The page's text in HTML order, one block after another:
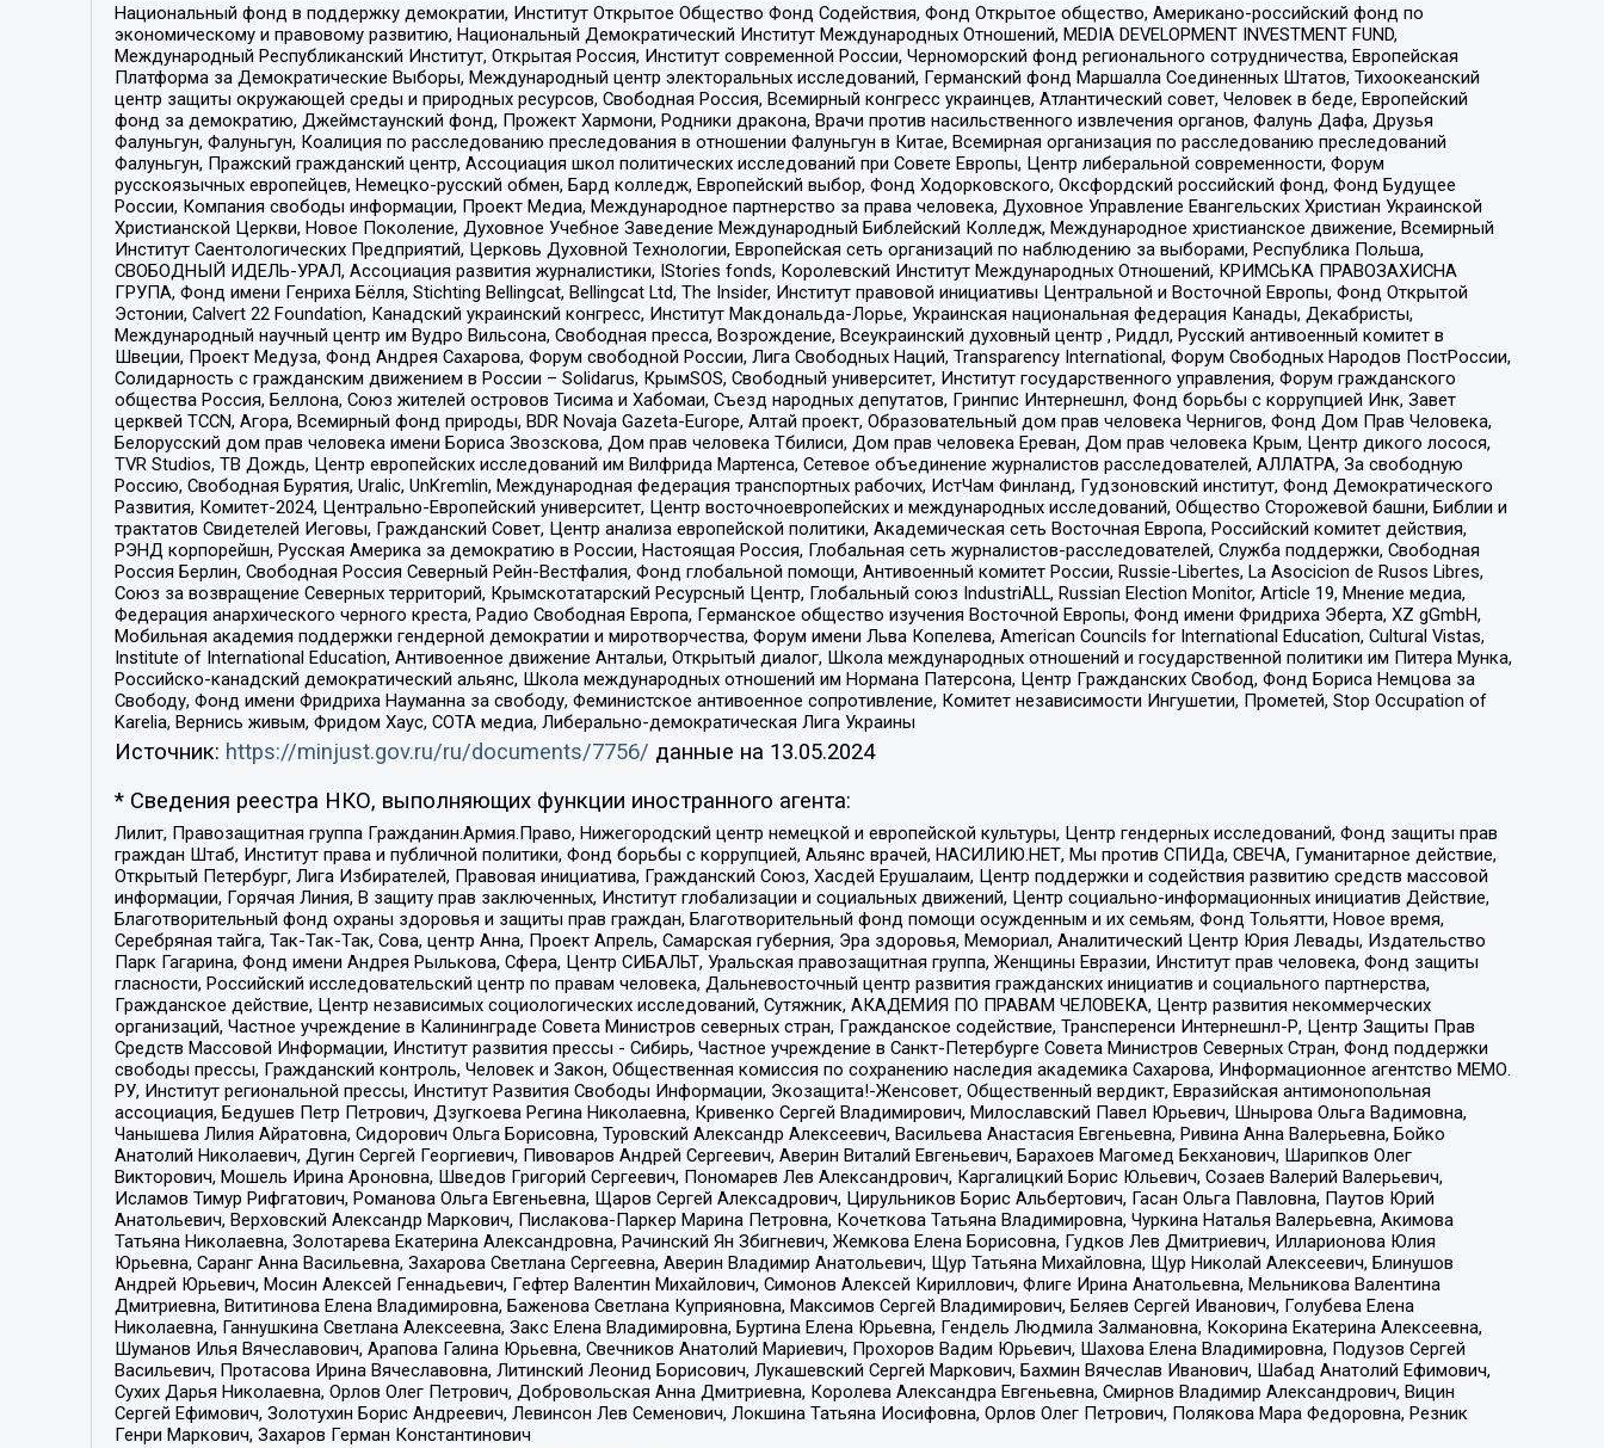
Национальный фонд в поддержку демократии, Институт Открытое Общество Фонд Содействия, Фонд Открытое общество, Американо-российский фонд по
экономическому и правовому развитию, Национальный Демократический Институт Международных Отношений, MEDIA DEVELOPMENT INVESTMENT FUND,
Международный Республиканский Институт, Открытая Россия, Институт современной России, Черноморский фонд регионального сотрудничества, Европейская
Платформа за Демократические Выборы, Международный центр электоральных исследований, Германский фонд Маршалла Соединенных Штатов, Тихоокеанский
центр защиты окружающей среды и природных ресурсов, Свободная Россия, Всемирный конгресс украинцев, Атлантический совет, Человек в беде, Европейский
фонд за демократию, Джеймстаунский фонд, Прожект Хармони, Родники дракона, Врачи против насильственного извлечения органов, Фалунь Дафа, Друзья
Фалуньгун, Фалуньгун, Коалиция по расследованию преследования в отношении Фалуньгун в Китае, Всемирная организация по расследованию преследований
Фалуньгун, Пражский гражданский центр, Ассоциация школ политических исследований при Совете Европы, Центр либеральной современности, Форум
русскоязычных европейцев, Немецко-русский обмен, Бард колледж, Европейский выбор, Фонд Ходорковского, Оксфордский российский фонд, Фонд Будущее
России, Компания свободы информации, Проект Медиа, Международное партнерство за права человека, Духовное Управление Евангельских Христиан Украинской
Христианской Церкви, Новое Поколение, Духовное Учебное Заведение Международный Библейский Колледж, Международное христианское движение, Всемирный
Институт Саентологических Предприятий, Церковь Духовной Технологии, Европейская сеть организаций по наблюдению за выборами, Республика Польша,
СВОБОДНЫЙ ИДЕЛЬ-УРАЛ, Ассоциация развития журналистики, IStories fonds, Королевский Институт Международных Отношений, КРИМСЬКА ПРАВОЗАХИСНА
ГРУПА, Фонд имени Генриха Бёлля, Stichting Bellingcat, Bellingcat Ltd, The Insider, Институт правовой инициативы Центральной и Восточной Европы, Фонд Открытой
Эстонии, Calvert 22 Foundation, Канадский украинский конгресс, Институт Макдональда-Лорье, Украинская национальная федерация Канады, Декабристы,
Международный научный центр им Вудро Вильсона, Свободная пресса, Возрождение, Всеукраинский духовный центр , Риддл, Русский антивоенный комитет в
Швеции, Проект Медуза, Фонд Андрея Сахарова, Форум свободной России, Лига Свободных Наций, Transparеncy International, Форум Свободных Народов ПостРоссии,
Солидарность с гражданским движением в России – Solidarus, КрымSOS, Свободный университет, Институт государственного управления, Форум гражданского
общества Россия, Беллона, Союз жителей островов Тисима и Хабомаи, Съезд народных депутатов, Гринпис Интернешнл, Фонд борьбы с коррупцией Инк, Завет
церквей TCCN, Агора, Всемирный фонд природы, BDR Novaja Gazeta-Europe, Алтай проект, Образовательный дом прав человека Чернигов, Фонд Дом Прав Человека,
Белорусский дом прав человека имени Бориса Звозскова, Дом прав человека Тбилиси, Дом прав человека Ереван, Дом прав человека Крым, Центр дикого лосося,
TVR Studios, ТВ Дождь, Центр европейских исследований им Вилфрида Мартенса, Сетевое объединение журналистов расследователей, АЛЛАТРА, За свободную
Россию, Свободная Бурятия, Uralic, UnKremlin, Международная федерация транспортных рабочих, ИстЧам Финланд, Гудзоновский институт, Фонд Демократического
Развития, Комитет-2024, Центрально-Европейский университет, Центр восточноевропейских и международных исследований, Общество Сторожевой башни, Библии и
трактатов Свидетелей Иеговы, Гражданский Совет, Центр анализа европейской политики, Академическая сеть Восточная Европа, Российский комитет действия,
РЭНД корпорейшн, Русская Америка за демократию в России, Настоящая Россия, Глобальная сеть журналистов-расследователей, Служба поддержки, Свободная
Россия Берлин, Свободная Россия Северный Рейн-Вестфалия, Фонд глобальной помощи, Антивоенный комитет России, Russie-Libertes, La Asocicion de Rusos Libres,
Союз за возвращение Северных территорий, Крымскотатарский Ресурсный Центр, Глобальный союз IndustriALL, Russian Election Monitor, Article 19, Мнение медиа,
Федерация анархического черного креста, Радио Свободная Европа, Германское общество изучения Восточной Европы, Фонд имени Фридриха Эберта, XZ gGmbH,
Мобильная академия поддержки гендерной демократии и миротворчества, Форум имени Льва Копелева, American Councils for International Education, Cultural Vistas,
Institute of International Education, Антивоенное движение Антальи, Открытый диалог, Школа международных отношений и государственной политики им Питера Мунка,
Российско-канадский демократический альянс, Школа международных отношений им Нормана Патерсона, Центр Гражданских Свобод, Фонд Бориса Немцова за
Свободу, Фонд имени Фридриха Науманна за свободу, Феминистское антивоенное сопротивление, Комитет независимости Ингушетии, Прометей, Stop Occupation of
Karelia, Вернись живым, Фридом Хаус, СОТА медиа, Либерально-демократическая Лига Украины
Источник: https://minjust.gov.ru/ru/documents/7756/ данные на 13.05.2024
* Сведения реестра НКО, выполняющих функции иностранного агента:
Лилит, Правозащитная группа Гражданин.Армия.Право, Нижегородский центр немецкой и европейской культуры, Центр гендерных исследований, Фонд защиты прав
граждан Штаб, Институт права и публичной политики, Фонд борьбы с коррупцией, Альянс врачей, НАСИЛИЮ.НЕТ, Мы против СПИДа, СВЕЧА, Гуманитарное действие,
Открытый Петербург, Лига Избирателей, Правовая инициатива, Гражданский Союз, Хасдей Ерушалаим, Центр поддержки и содействия развитию средств массовой
информации, Горячая Линия, В защиту прав заключенных, Институт глобализации и социальных движений, Центр социально-информационных инициатив Действие,
Благотворительный фонд охраны здоровья и защиты прав граждан, Благотворительный фонд помощи осужденным и их семьям, Фонд Тольятти, Новое время,
Серебряная тайга, Так-Так-Так, Сова, центр Анна, Проект Апрель, Самарская губерния, Эра здоровья, Мемориал, Аналитический Центр Юрия Левады, Издательство
Парк Гагарина, Фонд имени Андрея Рылькова, Сфера, Центр СИБАЛЬТ, Уральская правозащитная группа, Женщины Евразии, Институт прав человека, Фонд защиты
гласности, Российский исследовательский центр по правам человека, Дальневосточный центр развития гражданских инициатив и социального партнерства,
Гражданское действие, Центр независимых социологических исследований, Сутяжник, АКАДЕМИЯ ПО ПРАВАМ ЧЕЛОВЕКА, Центр развития некоммерческих
организаций, Частное учреждение в Калининграде Совета Министров северных стран, Гражданское содействие, Трансперенси Интернешнл-Р, Центр Защиты Прав
Средств Массовой Информации, Институт развития прессы - Сибирь, Частное учреждение в Санкт-Петербурге Совета Министров Северных Стран, Фонд поддержки
свободы прессы, Гражданский контроль, Человек и Закон, Общественная комиссия по сохранению наследия академика Сахарова, Информационное агентство МЕМО.
РУ, Институт региональной прессы, Институт Развития Свободы Информации, Экозащита!-Женсовет, Общественный вердикт, Евразийская антимонопольная
ассоциация, Бедушев Петр Петрович, Дзугкоева Регина Николаевна, Кривенко Сергей Владимирович, Милославский Павел Юрьевич, Шнырова Ольга Вадимовна,
Чанышева Лилия Айратовна, Сидорович Ольга Борисовна, Туровский Александр Алексеевич, Васильева Анастасия Евгеньевна, Ривина Анна Валерьевна, Бойко
Анатолий Николаевич, Дугин Сергей Георгиевич, Пивоваров Андрей Сергеевич, Аверин Виталий Евгеньевич, Барахоев Магомед Бекханович, Шарипков Олег
Викторович, Мошель Ирина Ароновна, Шведов Григорий Сергеевич, Пономарев Лев Александрович, Каргалицкий Борис Юльевич, Созаев Валерий Валерьевич,
Исламов Тимур Рифгатович, Романова Ольга Евгеньевна, Щаров Сергей Алексадрович, Цирульников Борис Альбертович, Гасан Ольга Павловна, Паутов Юрий
Анатольевич, Верховский Александр Маркович, Пислакова-Паркер Марина Петровна, Кочеткова Татьяна Владимировна, Чуркина Наталья Валерьевна, Акимова
Татьяна Николаевна, Золотарева Екатерина Александровна, Рачинский Ян Збигневич, Жемкова Елена Борисовна, Гудков Лев Дмитриевич, Илларионова Юлия
Юрьевна, Саранг Анна Васильевна, Захарова Светлана Сергеевна, Аверин Владимир Анатольевич, Щур Татьяна Михайловна, Щур Николай Алексеевич, Блинушов
Андрей Юрьевич, Мосин Алексей Геннадьевич, Гефтер Валентин Михайлович, Симонов Алексей Кириллович, Флиге Ирина Анатольевна, Мельникова Валентина
Дмитриевна, Вититинова Елена Владимировна, Баженова Светлана Куприяновна, Максимов Сергей Владимирович, Беляев Сергей Иванович, Голубева Елена
Николаевна, Ганнушкина Светлана Алексеевна, Закс Елена Владимировна, Буртина Елена Юрьевна, Гендель Людмила Залмановна, Кокорина Екатерина Алексеевна,
Шуманов Илья Вячеславович, Арапова Галина Юрьевна, Свечников Анатолий Мариевич, Прохоров Вадим Юрьевич, Шахова Елена Владимировна, Подузов Сергей
Васильевич, Протасова Ирина Вячеславовна, Литинский Леонид Борисович, Лукашевский Сергей Маркович, Бахмин Вячеслав Иванович, Шабад Анатолий Ефимович,
Сухих Дарья Николаевна, Орлов Олег Петрович, Добровольская Анна Дмитриевна, Королева Александра Евгеньевна, Смирнов Владимир Александрович, Вицин
Сергей Ефимович, Золотухин Борис Андреевич, Левинсон Лев Семенович, Локшина Татьяна Иосифовна, Орлов Олег Петрович, Полякова Мара Федоровна, Резник
Генри Маркович, Захаров Герман Константинович